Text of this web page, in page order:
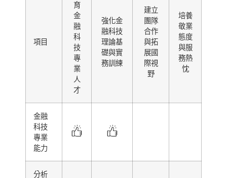
項目
育
金
融
科
技
專
業
人
才
強化金
融科技
理論基
礎與實
務訓練
建立
團隊
合作
與拓
展國
際視
野
培養
敬業
態度
與服
務熱
忱
金融
科技
專業
能力
分析